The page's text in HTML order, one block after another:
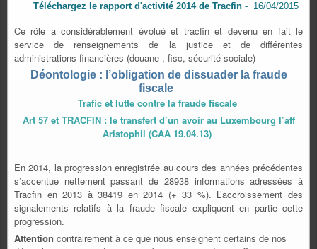
Téléchargez le rapport d'activité 2014 de Tracfin - 16/04/2015
Ce rôle a considérablement évolué et tracfin et devenu en fait le
service de renseignements de la justice et de différentes
administrations financières (douane , fisc, sécurité sociale)
Déontologie : l’obligation de dissuader la fraude
fiscale
Trafic et lutte contre la fraude fiscale
Art 57 et TRACFIN : le transfert d’un avoir au Luxembourg l’aff
Aristophil (CAA 19.04.13)
En 2014, la progression enregistrée au cours des années précédentes
s’accentue nettement passant de 28938 informations adressées à
Tracfin en 2013 à 38419 en 2014 (+ 33 %). L’accroissement des
signalements relatifs à la fraude fiscale expliquent en partie cette
progression.
Attention contrairement à ce que nous enseignent certains de nos